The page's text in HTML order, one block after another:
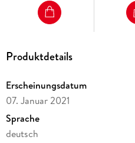
Produktdetails
Erscheinungsdatum
07. Januar 2021
Sprache
deutsch